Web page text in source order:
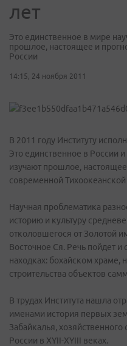
лет
Это единственное в мире
прошлое, настоящее и
России
14:15, 24 ноября 2011
В 2011 году Институту
Это единственное в России
изучают прошлое,
современной Тихоокеанской
Научная проблематика
историю и культуру
отколовшегося от Золотой
Восточное Ся. Речь пойдет и
находках: бохайском храме,
строительства объектов
В трудах Института нашла
именами история первых
Забайкалья,
России в XYII-XYIII веках.